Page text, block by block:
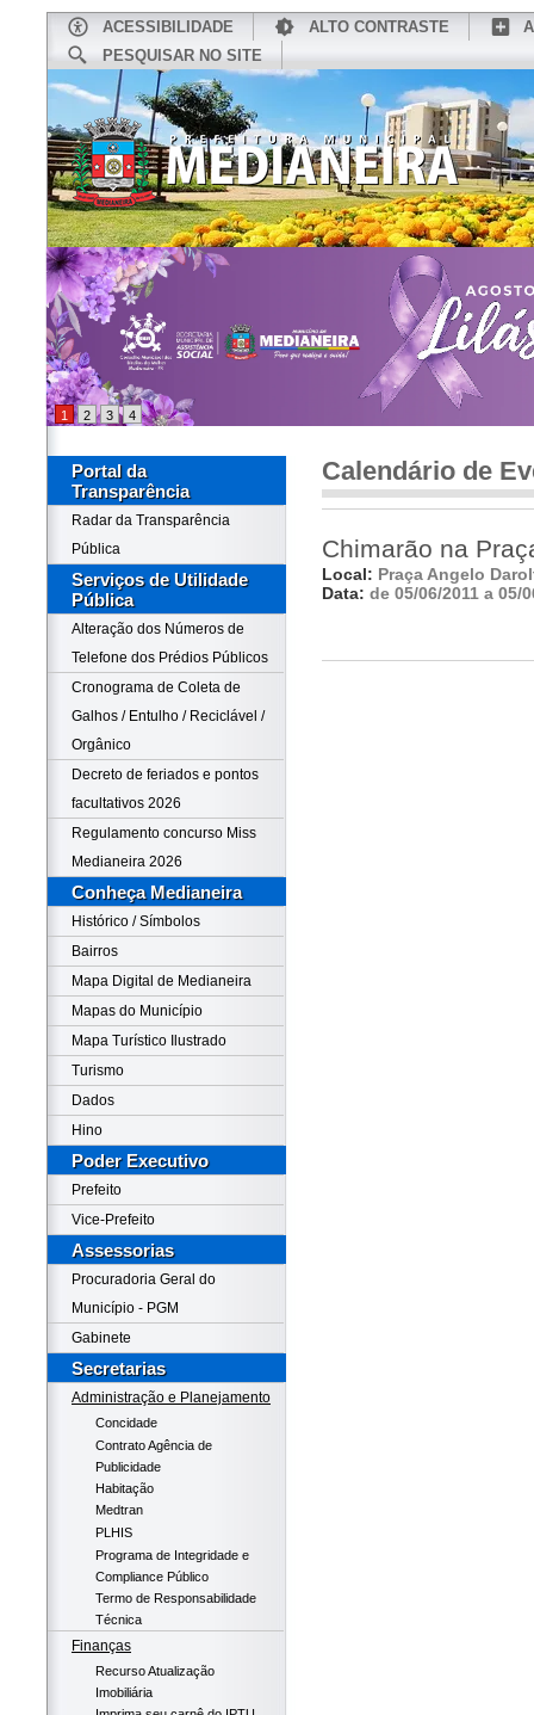
ACESSIBILIDADE ALTO CONTRASTE
PESQUISAR NO SITE
CONHEÇA MEDIANEIRA
1 2 3 4
Portal da
Transparência
Radar da Transparência
Pública
Serviços de Utilidade
Pública
Alteração dos Números de
Telefone dos Prédios Públicos
Cronograma de Coleta de
Galhos / Entulho / Reciclável /
Orgânico
Decreto de feriados e pontos
facultativos 2026
Regulamento concurso Miss
Medianeira 2026
Conheça Medianeira
Histórico / Símbolos
Bairros
Mapa Digital de Medianeira
Mapas do Município
Mapa Turístico Ilustrado
Turismo
Dados
Hino
Poder Executivo
Prefeito
Vice-Prefeito
Assessorias
Procuradoria Geral do
Município - PGM
Gabinete
Secretarias
Administração e Planejamento
Concidade
Contrato Agência de
Publicidade
Habitação
Medtran
PLHIS
Programa de Integridade e
Compliance Público
Termo de Responsabilidade
Técnica
Finanças
Recurso Atualização
Imobiliária
Calendário de
Chimarão na
Local: Praça Angelo
Data: de 05/06/2011 a 05/